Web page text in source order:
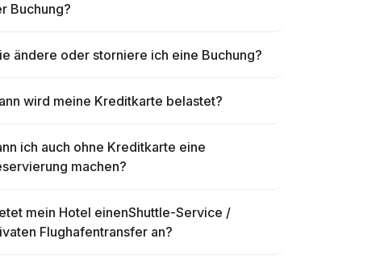
Buchung?
ändere oder storniere ich eine Buchung?
wird meine Kreditkarte belastet?
ich auch ohne Kreditkarte eine
machen?
mein Hotel einenShuttle-Service /
Flughafentransfer an?